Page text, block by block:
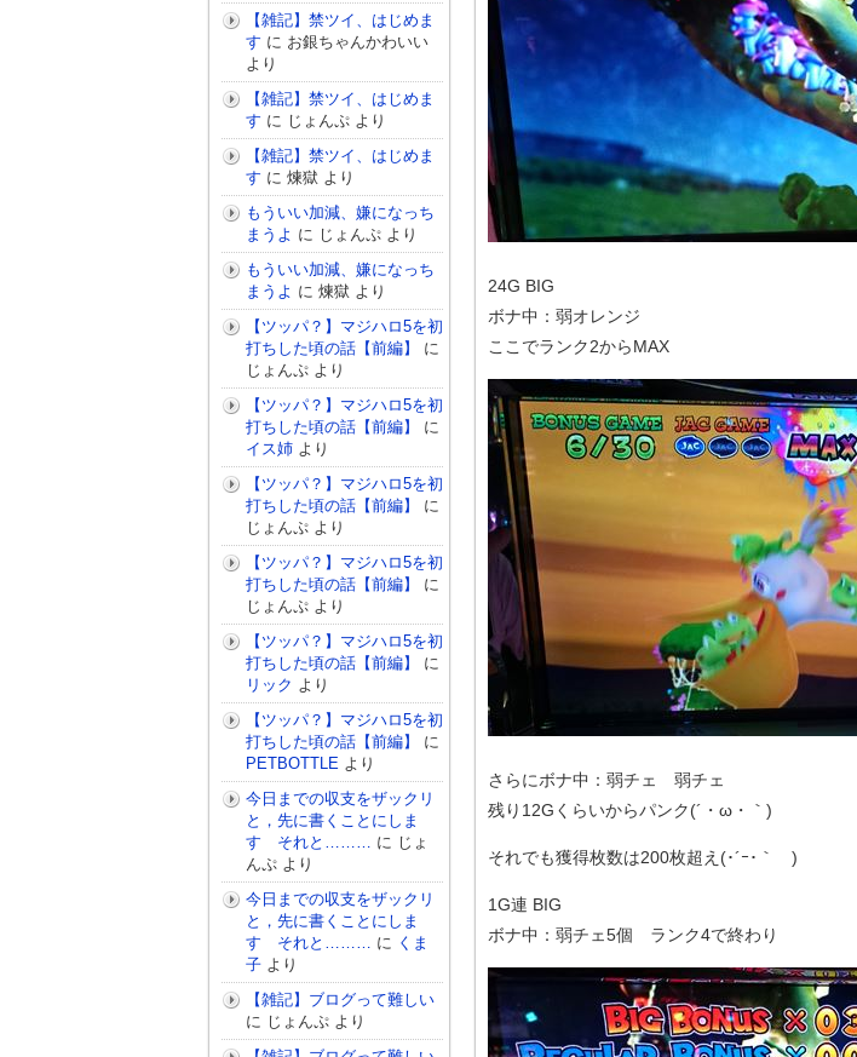
24G BIG
ボナ中：弱オレンジ
ここでランク2からMAX
さらにボナ中：弱チェ 弱チェ
残り12Gくらいからパンク(´・ω・｀)
それでも獲得枚数は200枚超え(･´ｰ･｀ )
1G連 BIG
ボナ中：弱チェ5個 ランク4で終わり
【雑記】禁ツイ、はじめま
す に お銀ちゃんかわいい
より
【雑記】禁ツイ、はじめま
す に じょんぷ より
【雑記】禁ツイ、はじめま
す に 煉獄 より
もういい加減、嫌になっち
まうよ に じょんぷ より
もういい加減、嫌になっち
まうよ に 煉獄 より
【ツッパ？】マジハロ5を初
打ちした頃の話【前編】
に
じょんぷ より
【ツッパ？】マジハロ5を初
打ちした頃の話【前編】
に
イス姉 より
【ツッパ？】マジハロ5を初
打ちした頃の話【前編】
に
じょんぷ より
【ツッパ？】マジハロ5を初
打ちした頃の話【前編】
に
じょんぷ より
【ツッパ？】マジハロ5を初
打ちした頃の話【前編】
に
リック より
【ツッパ？】マジハロ5を初
打ちした頃の話【前編】
に
PETBOTTLE より
今日までの収支をザックリ
と，先に書くことにしま
す それと……… に じょ
んぷ より
今日までの収支をザックリ
と，先に書くことにしま
す それと……… に くま
子 より
【雑記】ブログって難しい
に じょんぷ より